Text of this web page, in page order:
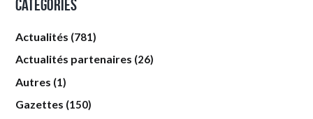
Categories
Actualités (781)
Actualités partenaires (26)
Autres (1)
Gazettes (150)